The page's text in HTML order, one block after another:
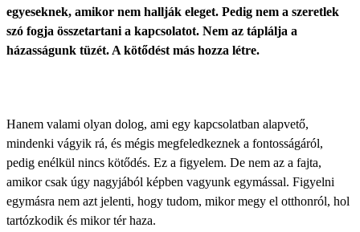
egyeseknek, amikor nem hallják eleget. Pedig nem a szeretlek
szó fogja összetartani a kapcsolatot. Nem az táplálja a
házasságunk tüzét. A kötődést más hozza létre.
Hanem valami olyan dolog, ami egy kapcsolatban alapvető,
mindenki vágyik rá, és mégis megfeledkeznek a fontosságáról,
pedig enélkül nincs kötődés. Ez a figyelem. De nem az a fajta,
amikor csak úgy nagyjából képben vagyunk egymással. Figyelni
egymásra nem azt jelenti, hogy tudom, mikor megy el otthonról, hol
tartózkodik és mikor tér haza.